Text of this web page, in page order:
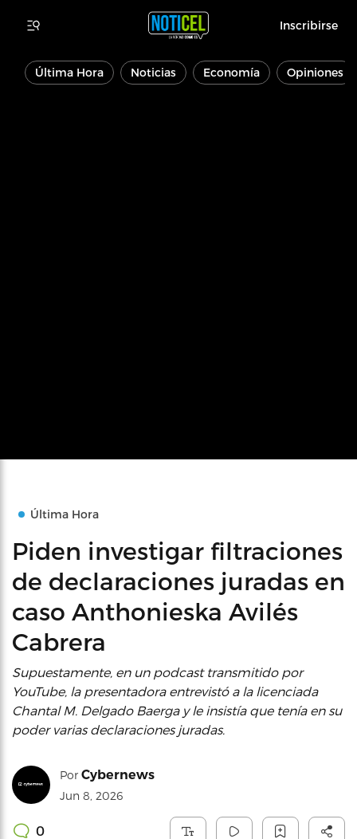
Inscribirse
Última Hora Noticias Economía Opiniones
Última Hora
Piden investigar filtraciones
de declaraciones juradas en
caso Anthonieska Avilés
Cabrera
Supuestamente, en un podcast transmitido por
YouTube, la presentadora entrevistó a la licenciada
Chantal M. Delgado Baerga y le insistía que tenía en su
poder varias declaraciones juradas.
Por Cybernews
Jun 8, 2026
0